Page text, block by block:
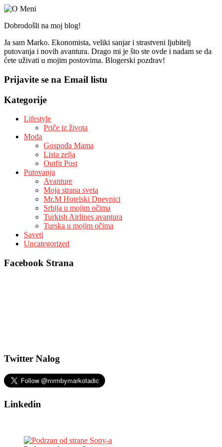
Dobrodošli na moj blog!
Ja sam Marko. Ekonomista, veliki sanjar i strastveni ljubitelj
putovanja i novih avantura. Drago mi je što ste ovde i nadam se da
ćete uživati u mojim postovima. Blogerski pozdrav!
Prijavite se na Email listu
Kategorije
Lifestyle
Priče iz života
Moda
Gospođa Mama
Lista zelja
Outfit Post
Putovanja
Avanture
Moja strana sveta
Mr.M Hotelski Dnevnici
Srbija u mojim očima
Turkish Airlines avantura
Turska u mojim očima
Saveti
Uncategorized
Facebook Strana
Twitter Nalog
Linkedin